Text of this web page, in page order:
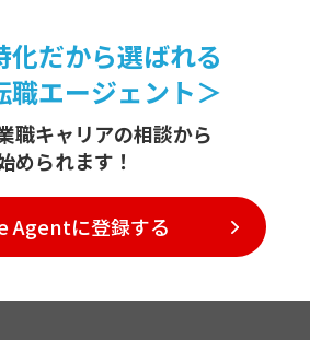
化だから選ばれる
職エージェント＞
職キャリアの相談から
められます！
Agentに登録する